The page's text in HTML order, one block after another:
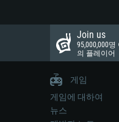
Join us
95,000,000명
의 플레이어
게임
게임에 대하여
뉴스